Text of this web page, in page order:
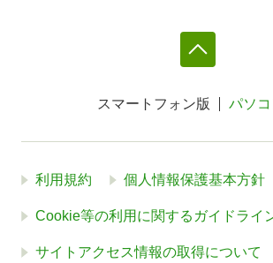
スマートフォン版 パソコ
利用規約 個人情報保護基本方針
Cookie等の利用に関するガイドライ
サイトアクセス情報の取得について